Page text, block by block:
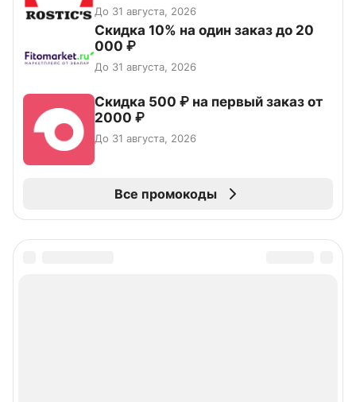
До 31 августа, 2026
Скидка 10% на один заказ до 20
000 ₽
До 31 августа, 2026
Скидка 500 ₽ на первый заказ от
2000 ₽
До 31 августа, 2026
Все промокоды